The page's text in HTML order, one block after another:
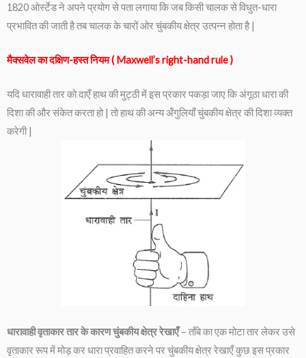
1820 ओर्स्टेड ने अपने प्रयोग से पता लगाया कि जब किसी चालक से विधुत-धारा
प्रभावित की जाती है तब चालक के चारों ओर चुंबकीय क्षेत्र उत्पन्न होता है |
मैक्सवेल का दक्षिण-हस्त नियम ( Maxwell’s right-hand rule )
यदि धारावाही तार को दाएँ हाथ की मुट्ठी में इस प्रकार पकड़ा जाए कि अंगूठा धारा की
दिशा की और संकेत करता हो | तो हाथ की अन्य अँगुलियाँ चुंबकीय क्षेत्र की दिशा व्यक्त
करेगी |
धारावाही वृताकार तार के कारण चुंबकीय क्षेत्र रेखाएँ– ताँबे का एक मोटा तार लेकर उसे
वृताकार रूप में मोड़ कर धारा प्रवाहित करने पर चुंबकीय क्षेत्र रेखाएँ कुछ इस प्रकार